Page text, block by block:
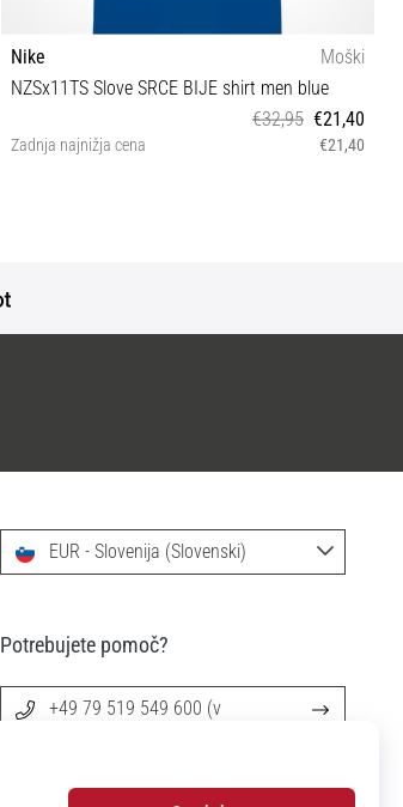
Nike
Moški
NZSx11TS Slove SRCE BIJE shirt men blue
€32,95 €21,40
Zadnja najnižja cena €21,40
EUR - Slovenija (Slovenski)
Potrebujete pomoč?
+49 79 519 549 600 (v
info@11teamsports.si